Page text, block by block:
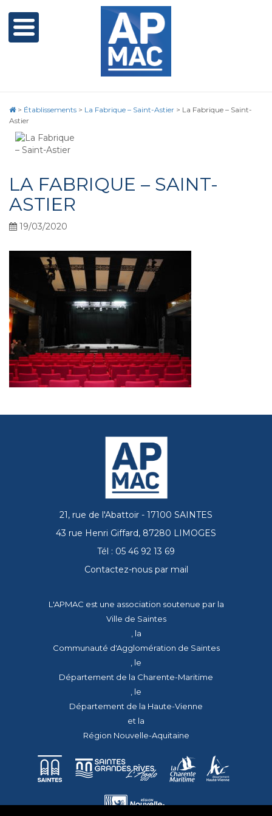
> Établissements > La Fabrique – Saint-Astier > La Fabrique – Saint-
Astier
LA FABRIQUE – SAINT-
ASTIER
19/03/2020
21, rue de l'Abattoir - 17100 SAINTES
43 rue Henri Giffard, 87280 LIMOGES
Tél : 05 46 92 13 69
Contactez-nous par mail
L'APMAC est une association soutenue par la
Ville de Saintes
, la
Communauté d'Agglomération de Saintes
, le
Département de la Charente-Maritime
, le
Département de la Haute-Vienne
et la
Région Nouvelle-Aquitaine